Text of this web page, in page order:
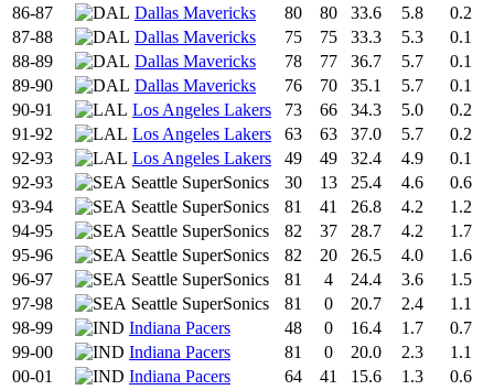
86-87
Dallas Mavericks 80 80 33.6 5.8
0.2
87-88
Dallas Mavericks 75 75 33.3 5.3
0.1
88-89
Dallas Mavericks 78 77 36.7 5.7
0.1
89-90
Dallas Mavericks 76 70 35.1 5.7
0.1
90-91
Los Angeles Lakers 73 66 34.3 5.0
0.2
91-92
Los Angeles Lakers 63 63 37.0 5.7
0.2
92-93
Los Angeles Lakers 49 49 32.4 4.9
0.1
92-93
Seattle SuperSonics 30 13 25.4 4.6
0.6
93-94
Seattle SuperSonics 81 41 26.8 4.2
1.2
94-95
Seattle SuperSonics 82 37 28.7 4.2
1.7
95-96
Seattle SuperSonics 82 20 26.5 4.0
1.6
96-97
Seattle SuperSonics 81 4 24.4 3.6
1.5
97-98
Seattle SuperSonics 81 0 20.7 2.4
1.1
98-99
Indiana Pacers 48 0 16.4 1.7
0.7
99-00
Indiana Pacers 81 0 20.0 2.3
1.1
00-01
Indiana Pacers 64 41 15.6 1.3
0.6